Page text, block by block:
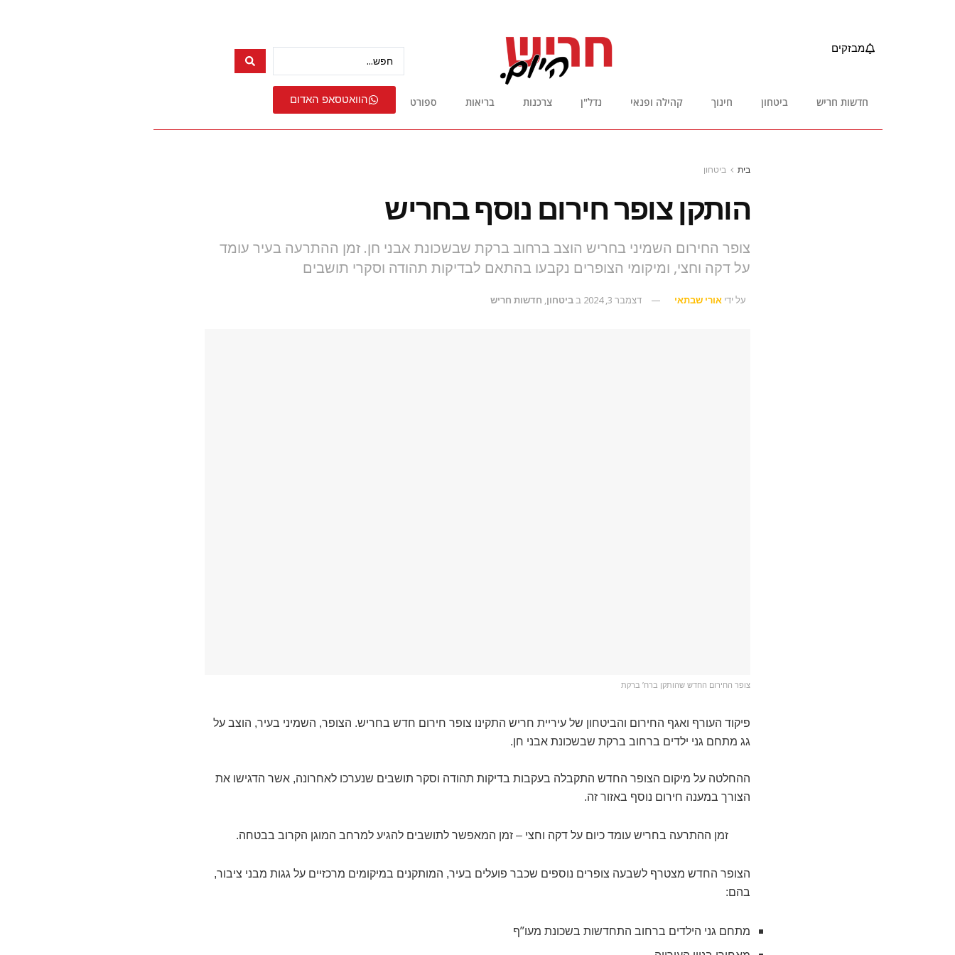
מבזקים
חדשות חריש ביטחון חינוך קהילה ופנאי נדל"ן צרכנות בריאות ספורט הוואטסאפ האדום
בית ביטחון
הותקן צופר חירום נוסף בחריש
צופר החירום השמיני בחריש הוצב ברחוב ברקת שבשכונת אבני חן. זמן ההתרעה בעיר עומד
על דקה וחצי, ומיקומי הצופרים נקבעו בהתאם לבדיקות תהודה וסקרי תושבים
על ידי אורי שבתאי דצמבר 3, 2024 בביטחון, חדשות חריש
צופר החירום החדש שהותקן ברח’ ברקת
פיקוד העורף ואגף החירום והביטחון של עיריית חריש התקינו צופר חירום חדש בחריש. הצופר, השמיני בעיר, הוצב על
גג מתחם גני ילדים ברחוב ברקת שבשכונת אבני חן.
ההחלטה על מיקום הצופר החדש התקבלה בעקבות בדיקות תהודה וסקר תושבים שנערכו לאחרונה, אשר הדגישו את
הצורך במענה חירום נוסף באזור זה.
זמן ההתרעה בחריש עומד כיום על דקה וחצי – זמן המאפשר לתושבים להגיע למרחב המוגן הקרוב בבטחה.
הצופר החדש מצטרף לשבעה צופרים נוספים שכבר פועלים בעיר, המותקנים במיקומים מרכזיים על גגות מבני ציבור,
בהם:
מתחם גני הילדים ברחוב התחדשות בשכונת מעו”ף